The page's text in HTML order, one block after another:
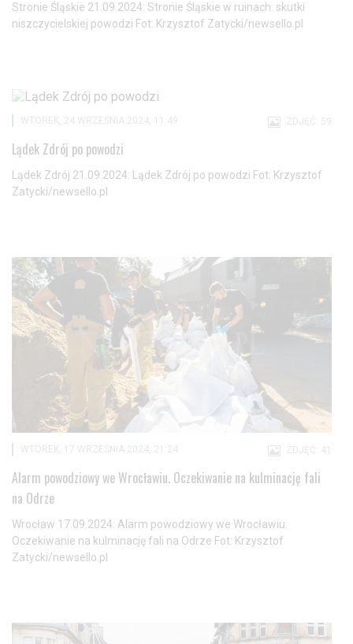
Stronie Śląskie 21.09.2024: Stronie Śląskie w ruinach: skutki
niszczycielskiej powodzi Fot: Krzysztof Zatycki/newsello.pl
ZDJĘĆ: 59
WTOREK, 24 WRZEŚNIA 2024, 11:49
Lądek Zdrój po powodzi
Lądek Zdrój 21.09.2024: Lądek Zdrój po powodzi Fot: Krzysztof
Zatycki/newsello.pl
ZDJĘĆ: 41
WTOREK, 17 WRZEŚNIA 2024, 21:24
Alarm powodziowy we Wrocławiu. Oczekiwanie na kulminację fali
na Odrze
Wrocław 17.09.2024: Alarm powodziowy we Wrocławiu.
Oczekiwanie na kulminację fali na Odrze Fot: Krzysztof
Zatycki/newsello.pl